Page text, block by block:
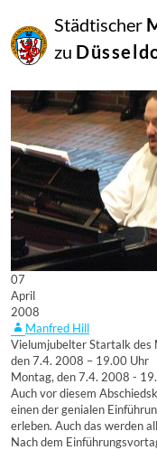
Städtischer
zu
07
April
2008
Manfred Hill
Vielumjubelter Startalk des
den 7.4. 2008 – 19.00 Uhr
Montag, den 7.4. 2008 -
Auch vor diesem
einen der genialen
erleben. Auch das werden
Nach dem